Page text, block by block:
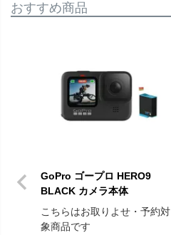
おすすめ商品
GoPro ゴープロ HERO9
BLACK カメラ本体
こちらはお取りよせ・予約対
象商品です